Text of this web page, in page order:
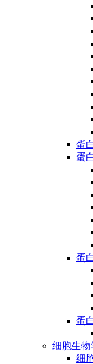
蛋
蛋
蛋
蛋
细胞生物
细